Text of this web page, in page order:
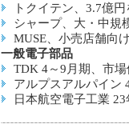
トクイテン、3.7億
シャープ、大・中規
MUSE、小売店舗向
一般電子部品
TDK 4～9月期、市
アルプスアルパイン
日本航空電子工業